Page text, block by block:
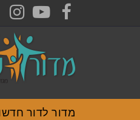
FACEBOOK
מדור לדור